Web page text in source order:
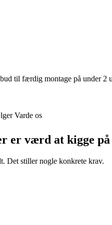
til færdig montage på under 2
Varde os
er værd at kigge på
Det stiller nogle konkrete krav.